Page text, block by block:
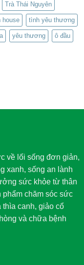
Trà Thái Nguyên
house tình yêu thương
yêu thương ô đầu
về lối sống đơn giản,
xanh, sống an lành
sức khỏe từ thân
phẩm chăm sóc sức
thìa canh, giảo cổ
và chữa bệnh